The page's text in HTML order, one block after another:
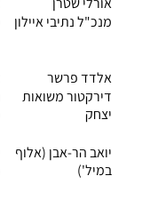
מנכ"ל נתיבי איילון
אלדד פרשר
דירקטור משואות
יצחק
יואב הר-אבן (אלוף
במיל')